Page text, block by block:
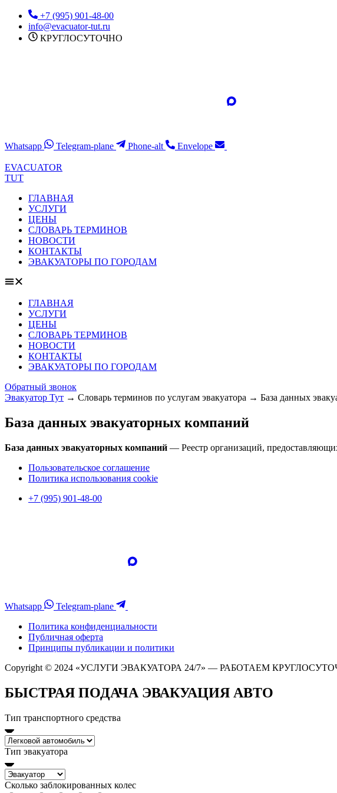
Перейти
содержимому
+7 (995) 901-48-00
info@evacuator-tut.ru
КРУГЛОСУТОЧНО
Whatsapp Telegram-plane Phone-alt Envelope
EVACUATOR
TUT
ГЛАВНАЯ
УСЛУГИ
ЦЕНЫ
СЛОВАРЬ ТЕРМИНОВ
НОВОСТИ
КОНТАКТЫ
ЭВАКУАТОРЫ ПО ГОРОДАМ
ГЛАВНАЯ
УСЛУГИ
ЦЕНЫ
СЛОВАРЬ ТЕРМИНОВ
НОВОСТИ
КОНТАКТЫ
ЭВАКУАТОРЫ ПО ГОРОДАМ
Обратный звонок
Эвакуатор Тут → Словарь терминов по услугам эвакуатора → База данных
База данных эвакуаторных компаний
База данных эвакуаторных компаний — Реестр организаций,
Пользовательское соглашение
Политика использования cookie
+7 (995) 901-48-00
Whatsapp
Telegram-plane
Политика конфиденциальности
Публичная оферта
Принципы публикации и политики
Copyright © 2024 «УСЛУГИ ЭВАКУАТОРА 24/7» — РАБОТАЕМ
БЫСТРАЯ ПОДАЧА ЭВАКУАЦИЯ АВТО
Тип транспортного средства
Тип эвакуатора
Сколько заблокированных колес